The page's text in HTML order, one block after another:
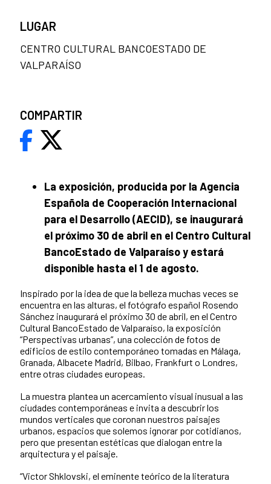
La exposición, producida por la Agencia
Española de Cooperación Internacional
para el Desarrollo (AECID), se inaugurará
el próximo 30 de abril en el Centro Cultural
BancoEstado de Valparaíso y estará
disponible hasta el 1 de agosto.
Inspirado por la idea de que la belleza muchas veces se
encuentra en las alturas, el fotógrafo español Rosendo
Sánchez inaugurará el próximo 30 de abril, en el Centro
Cultural BancoEstado de Valparaíso, la exposición
“Perspectivas urbanas”, una colección de fotos de
edificios de estilo contemporáneo tomadas en Málaga,
Granada, Albacete Madrid, Bilbao, Frankfurt o Londres,
entre otras ciudades europeas.
La muestra plantea un acercamiento visual inusual a las
ciudades contemporáneas e invita a descubrir los
mundos verticales que coronan nuestros paisajes
urbanos, espacios que solemos ignorar por cotidianos,
pero que presentan estéticas que dialogan entre la
arquitectura y el paisaje.
“Victor Shklovski, el eminente teórico de la literatura
LUGAR
CENTRO CULTURAL BANCOESTADO DE
VALPARAÍSO
COMPARTIR